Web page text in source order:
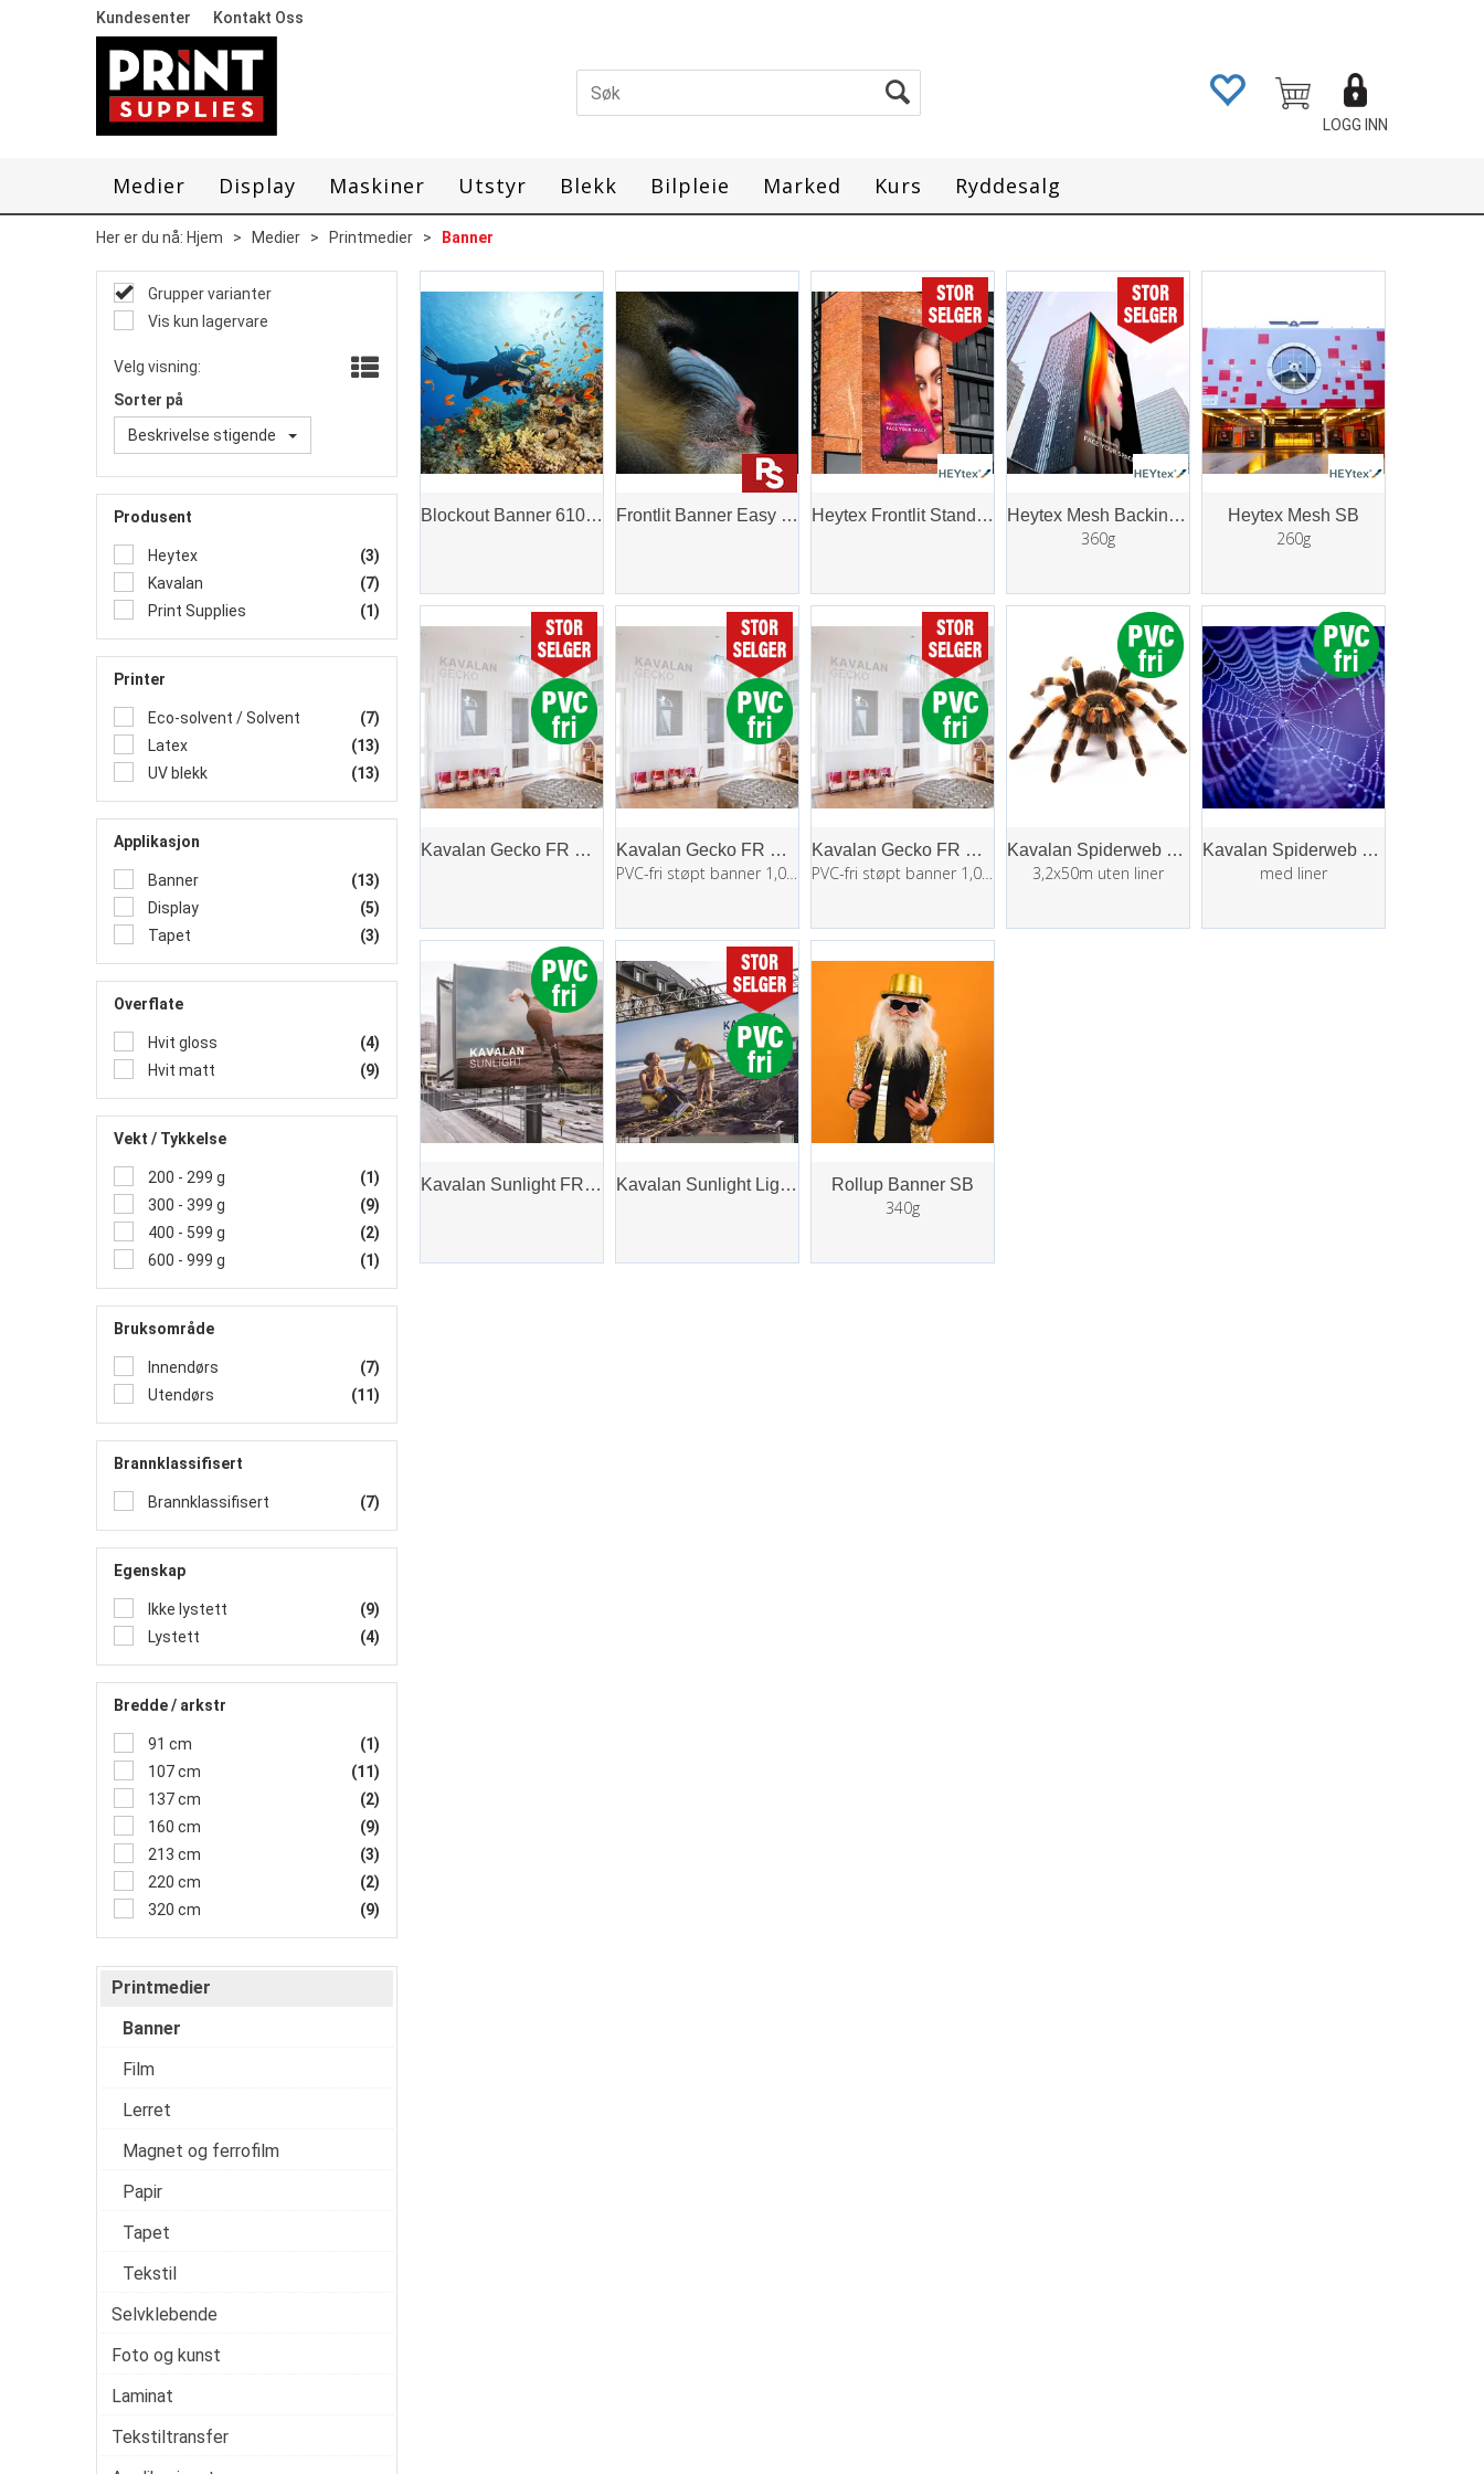
Kundesenter Kontakt Oss
LOGG INN
Medier Display Maskiner Utstyr Blekk Bilpleie Marked Kurs Ryddesalg
Her er du nå: Hjem > Medier > Printmedier > Banner
Grupper varianter
Vis kun lagervare
Velg visning:
Sorter på
Beskrivelse stigende
Produsent
Heytex
(3)
Kavalan
(7)
Print Supplies
(1)
Printer
Eco-solvent / Solvent
(7)
Latex
(13)
UV blekk
(13)
Applikasjon
Banner
(13)
Display
(5)
Tapet
(3)
Overflate
Hvit gloss
(4)
Hvit matt
(9)
Vekt / Tykkelse
200 - 299 g
(1)
300 - 399 g
(9)
400 - 599 g
(2)
600 - 999 g
(1)
Bruksområde
Innendørs
(7)
Utendørs
(11)
Brannklassifisert
Brannklassifisert (7)
Egenskap
Ikke lystett
(9)
Lystett
(4)
Bredde / arkstr
91 cm
(1)
107 cm
(11)
137 cm
(2)
160 cm
(9)
213 cm
(3)
220 cm
(2)
320 cm
(9)
Printmedier
Banner
Film
Lerret
Magnet og ferrofilm
Papir
Tapet
Tekstil
Selvklebende
Foto og kunst
Laminat
Tekstiltransfer
Blockout Banner 610g FR Frontlit Banner Easy 430g Heytex Frontlit Standard SB FR 510g Heytex Mesh Backing SB
360g
Heytex Mesh SB
260g
Kavalan Gecko FR GB 320g Kavalan Gecko FR GB 320g
PVC-fri støpt banner 1,07x36m
Kavalan Gecko FR GB 320g
PVC-fri støpt banner 1,07x40m
Kavalan Spiderweb mesh 300
3,2x50m uten liner
Kavalan Spiderweb mesh 300 Liner
med liner
Kavalan Sunlight FR 300g Kavalan Sunlight Light 230g Rollup Banner SB
340g